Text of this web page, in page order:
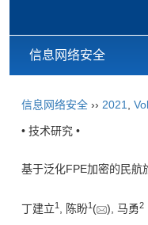
信息网络安全
信息网络安全 ›› 2021
• 技术研究 •
基于泛化FPE加密的民航
丁建立1 , 陈盼1 ( ), 马勇2